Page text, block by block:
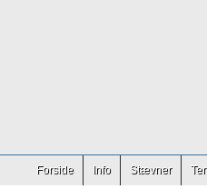
Forside Info Stævner